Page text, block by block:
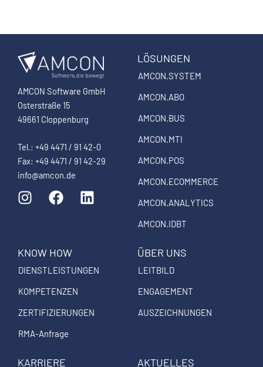
AMCON Software GmbH
Osterstraße 15
49661 Cloppenburg
Tel.: +49 4471 / 91 42-0
Fax: +49 4471 / 91 42-29
info@amcon.de
I
n
a
g
r
a
m
F
a
b
o
o
k
L
i
d
i
LÖSUNGEN
AMCON.SYSTEM
AMCON.ABO
AMCON.BUS
AMCON.MTI
AMCON.POS
AMCON.ECOMMERCE
AMCON.ANALYTICS
AMCON.IDBT
KNOW HOW
DIENSTLEISTUNGEN
KOMPETENZEN
ZERTIFIZIERUNGEN
RMA-Anfrage
ÜBER UNS
LEITBILD
ENGAGEMENT
AUSZEICHNUNGEN
KARRIERE AKTUELLES